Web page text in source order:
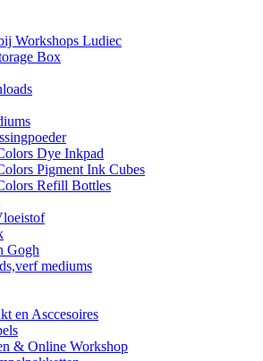
Workshops Ludiec
Box
Dye Inkpad
Pigment Ink Cubes
Refill Bottles
Gogh
mediums
en Asccesoires
& Online Workshop